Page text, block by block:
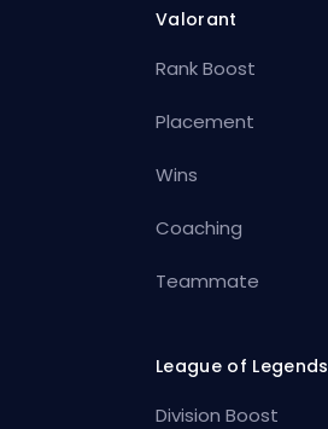
Valorant
Rank Boost
Placement
Wins
Coaching
Teammate
League of Legends
Division Boost